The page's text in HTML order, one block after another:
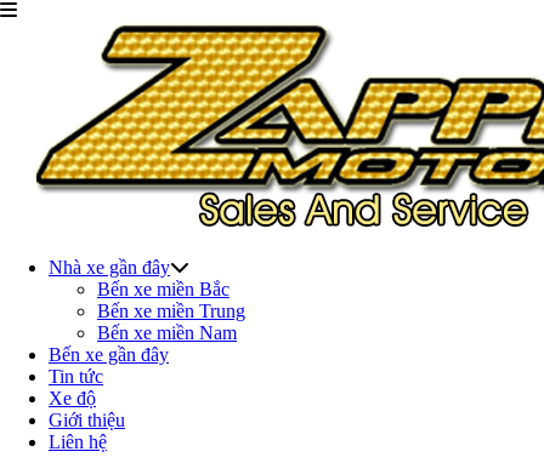
Nhà xe gần đây
Bến xe miền Bắc
Bến xe miền Trung
Bến xe miền Nam
Bến xe gần đây
Tin tức
Xe độ
Giới thiệu
Liên hệ